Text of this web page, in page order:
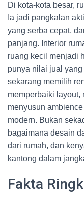
Di kota-kota besar,
Ia jadi pangkalan
yang serba cepat,
panjang. Interior
ruang kecil menjadi
punya nilai jual
sekarang memilih
memperbaiki layout,
menyusun
modern. Bukan
bagaimana desain
dari rumah, dan
kantong dalam
Fakta